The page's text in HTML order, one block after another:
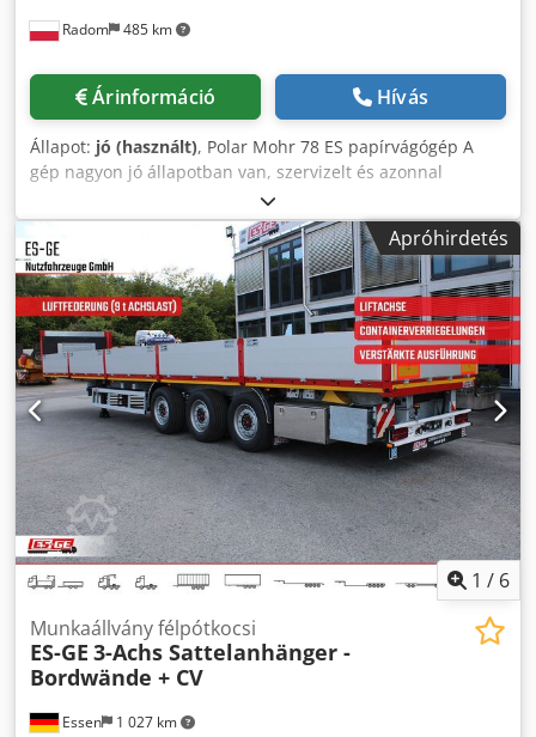
Radom 485 km
Árinformáció Hívás
Állapot: jó (használt), Polar Mohr 78 ES papírvágógép A
gép nagyon jó állapotban van, szervizelt és azonnal
használatra kész. Németországban gyártva. Műszaki
adatok: Vágási szélesség: 780 mm Rakatmagasság: 120 mm
LCD kijelző Tápfeszültség: 400V Súly: 1400 kg Oldalasztalok
Króm asztalfelület Asztalvilágítás és optikai vágóvonal
Folyamatosan állítható nyomás További hátsó
asztalborítások Pót kés, vágópálcák, ütőblokk és
kezelőszerszámok. Dcodpfx Acszmu Nkowjk
Apróhirdetés
1 / 6
Essen 1 027 km
Munkaállvány félpótkocsi
ES-GE 3-Achs Sattelanhänger -
Bordwände + CV